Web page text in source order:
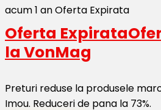
acum 1 anOferta Expirata
Oferta Expirata
la VonMag
Preturi reduse la produsele
Imou. Reduceri de pana la 73%.